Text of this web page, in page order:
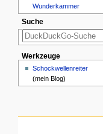
Wunderkammer
Suche
Werkzeuge
Schockwellenreiter
(mein Blog)